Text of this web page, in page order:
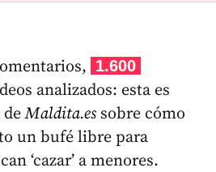
1.600
analizados: esta es
deMaldita.essobre cómo
un bufé libre para
‘cazar’ a menores.